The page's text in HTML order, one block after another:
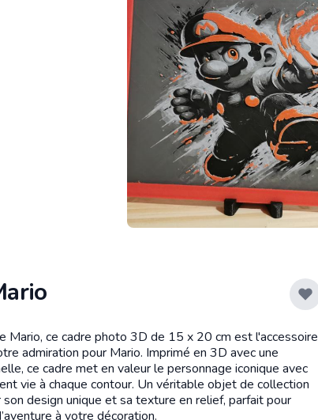
Mario, ce cadre photo 3D de 15 x 20 cm est l'accessoire
admiration pour Mario. Imprimé en 3D avec une
ce cadre met en valeur le personnage iconique avec
vie à chaque contour. Un véritable objet de collection
design unique et sa texture en relief, parfait pour
à votre décoration.